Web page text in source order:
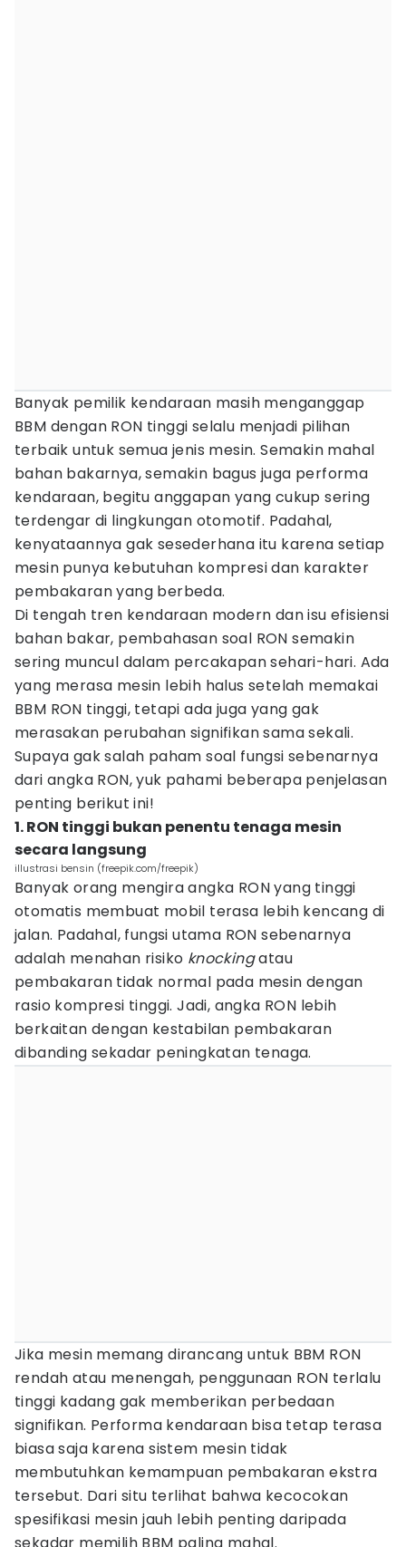
Banyak pemilik kendaraan masih menganggap
BBM dengan RON tinggi selalu menjadi pilihan
terbaik untuk semua jenis mesin. Semakin mahal
bahan bakarnya, semakin bagus juga performa
kendaraan, begitu anggapan yang cukup sering
terdengar di lingkungan otomotif. Padahal,
kenyataannya gak sesederhana itu karena setiap
mesin punya kebutuhan kompresi dan karakter
pembakaran yang berbeda.
Di tengah tren kendaraan modern dan isu efisiensi
bahan bakar, pembahasan soal RON semakin
sering muncul dalam percakapan sehari-hari. Ada
yang merasa mesin lebih halus setelah memakai
BBM RON tinggi, tetapi ada juga yang gak
merasakan perubahan signifikan sama sekali.
Supaya gak salah paham soal fungsi sebenarnya
dari angka RON, yuk pahami beberapa penjelasan
penting berikut ini!
1. RON tinggi bukan penentu tenaga mesin
secara langsung
illustrasi bensin (freepik.com/freepik)
Banyak orang mengira angka RON yang tinggi
otomatis membuat mobil terasa lebih kencang di
jalan. Padahal, fungsi utama RON sebenarnya
adalah menahan risiko knockingatau
pembakaran tidak normal pada mesin dengan
rasio kompresi tinggi. Jadi, angka RON lebih
berkaitan dengan kestabilan pembakaran
dibanding sekadar peningkatan tenaga.
Jika mesin memang dirancang untuk BBM RON
rendah atau menengah, penggunaan RON terlalu
tinggi kadang gak memberikan perbedaan
signifikan. Performa kendaraan bisa tetap terasa
biasa saja karena sistem mesin tidak
membutuhkan kemampuan pembakaran ekstra
tersebut. Dari situ terlihat bahwa kecocokan
spesifikasi mesin jauh lebih penting daripada